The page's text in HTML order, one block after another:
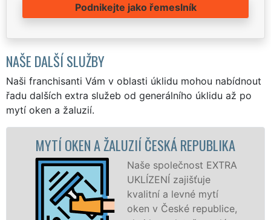
Podnikejte jako řemeslník
NAŠE DALŠÍ SLUŽBY
Naši franchisanti Vám v oblasti úklidu mohou nabídnout
řadu dalších extra služeb od generálního úklidu až po
mytí oken a žaluzií.
ŽALUZIÍ ČESKÁ REPUBLIKA
Naše společnost EXTRA
UKLÍZENÍ zajišťuje
kvalitní a levné mytí
oken v České republice,
MYTÍ